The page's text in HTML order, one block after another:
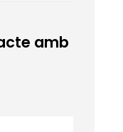
amb